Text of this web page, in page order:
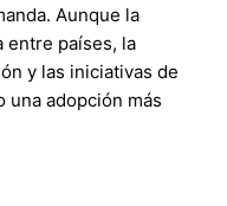
Aunque la
entre países, la
y las iniciativas de
una adopción más